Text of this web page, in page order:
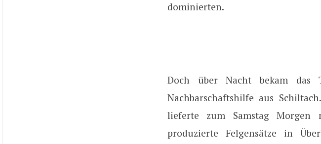
dominierten.
Doch über Nacht bekam das
Nachbarschaftshilfe aus
lieferte zum Samstag Morgen
produzierte Felgensätze in